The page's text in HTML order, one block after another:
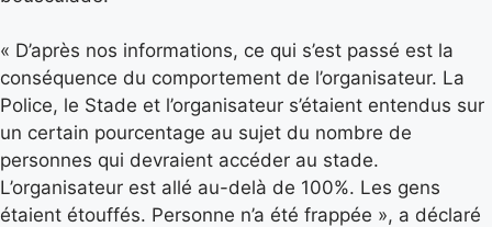
« D’après nos informations, ce qui s’est passé est la
conséquence du comportement de l’organisateur. La
Police, le Stade et l’organisateur s’étaient entendus sur
un certain pourcentage au sujet du nombre de
personnes qui devraient accéder au stade.
L’organisateur est allé au-delà de 100%. Les gens
étaient étouffés. Personne n’a été frappée », a déclaré